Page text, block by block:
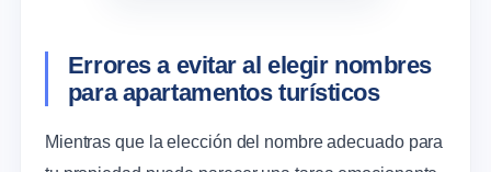
Errores a evitar al elegir nombres
para apartamentos turísticos
Mientras que la elección del nombre adecuado para